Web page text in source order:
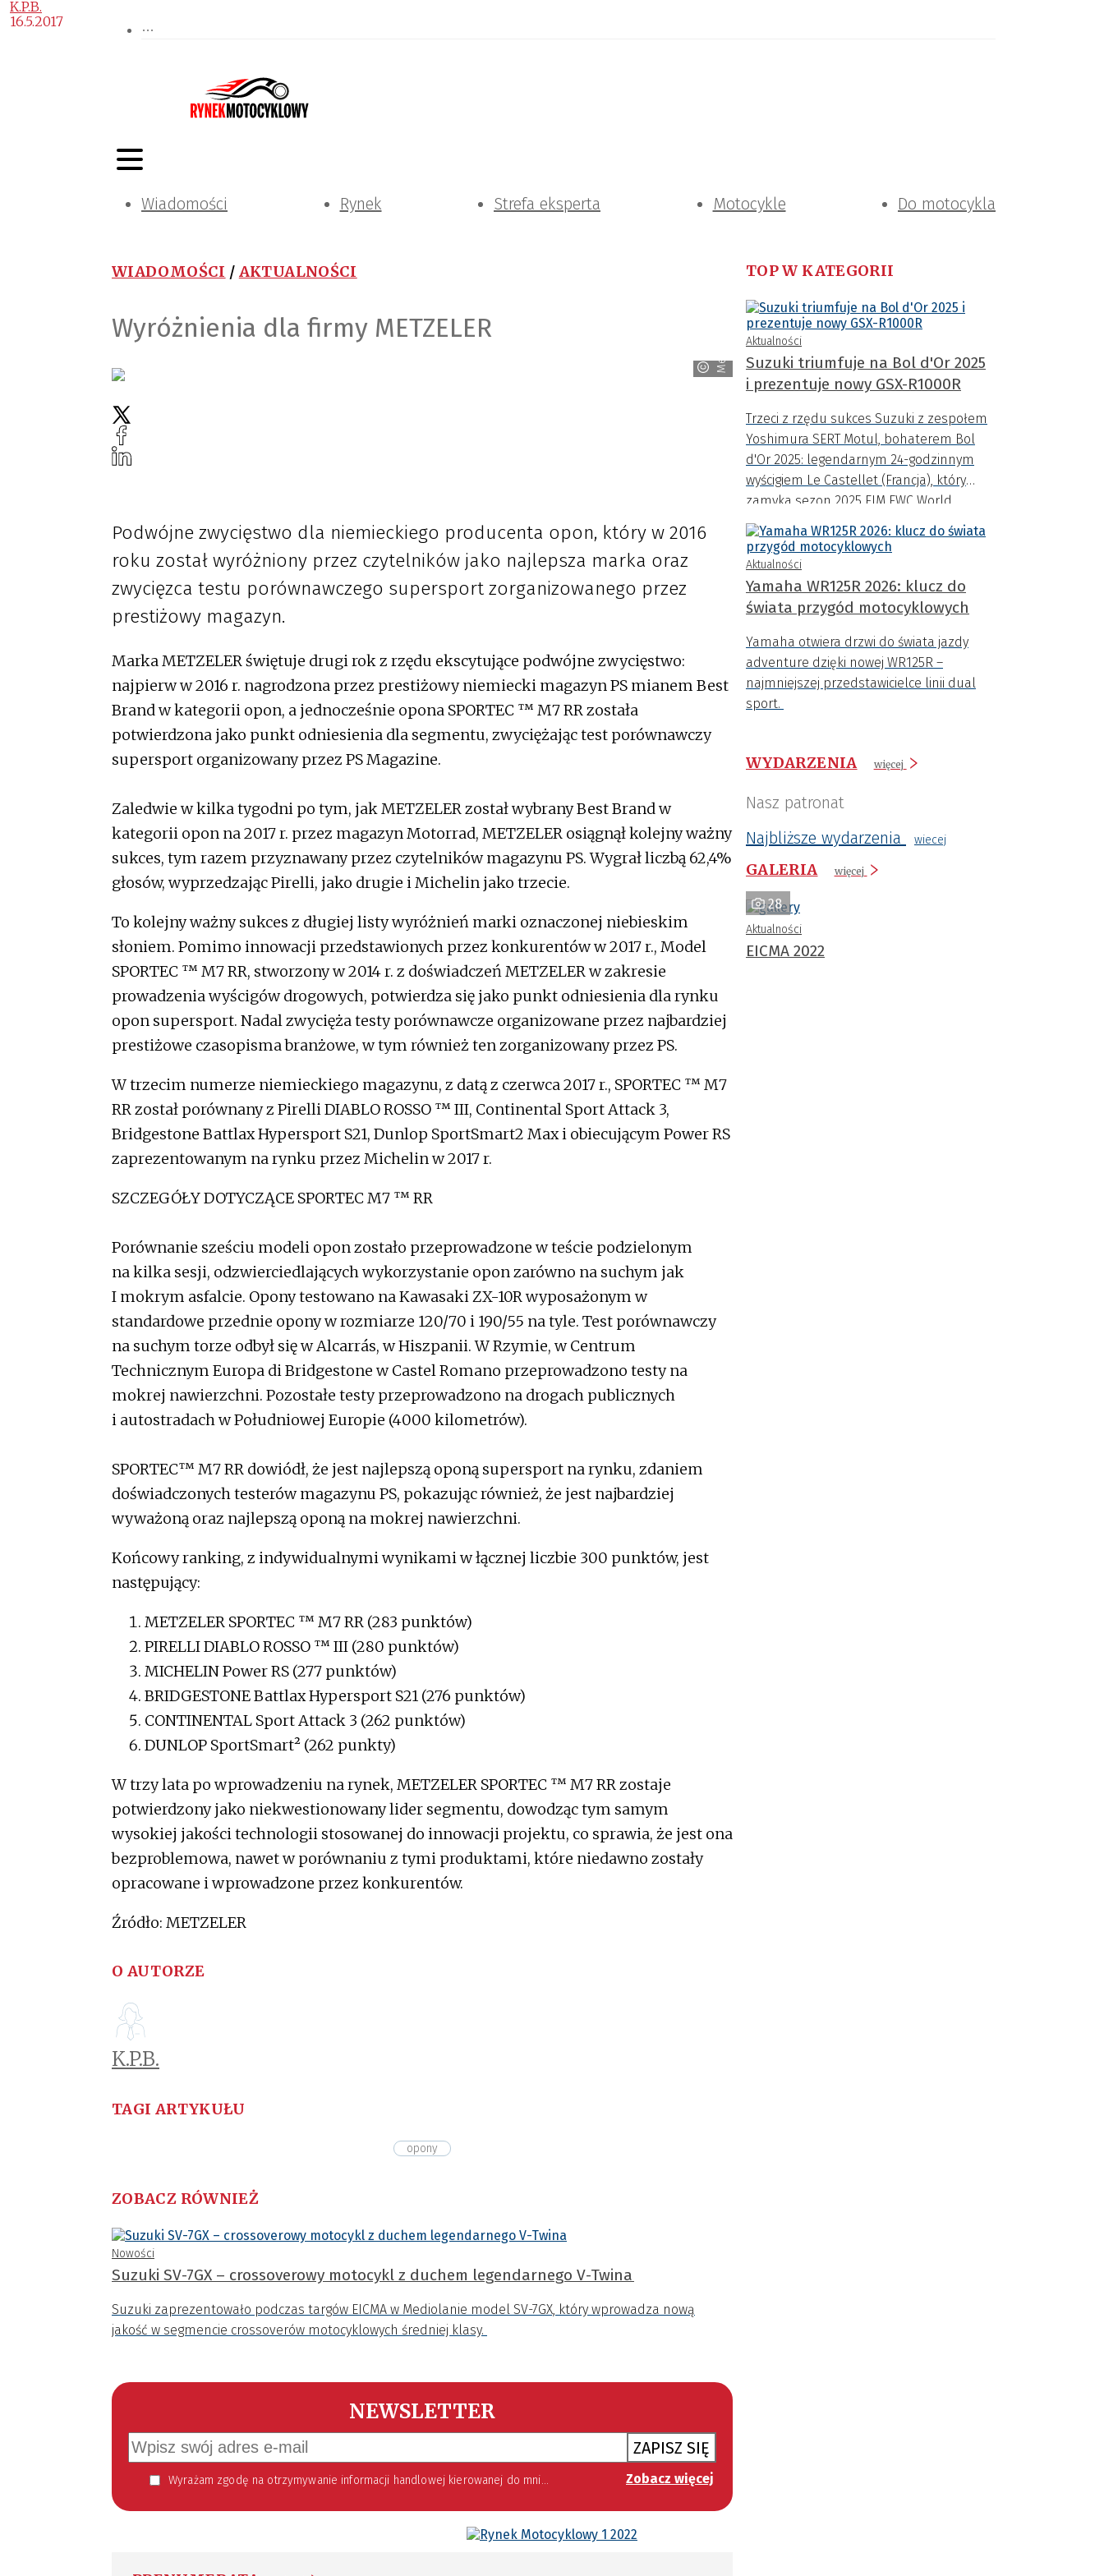
Wiadomości Rynek Strefa eksperta Motocykle Do motocykla
WIADOMOŚCI / AKTUALNOŚCI
Wyróżnienia dla firmy METZELER
Metzeler
K.P.B.
16.5.2017
Podwójne zwycięstwo dla niemieckiego producenta opon, który w 2016
roku został wyróżniony przez czytelników jako najlepsza marka oraz
zwycięzca testu porównawczego supersport zorganizowanego przez
prestiżowy magazyn.
Marka METZELER świętuje drugi rok z rzędu ekscytujące podwójne zwycięstwo:
najpierw w 2016 r. nagrodzona przez prestiżowy niemiecki magazyn PS mianem Best
Brand w kategorii opon, a jednocześnie opona SPORTEC ™ M7 RR została
potwierdzona jako punkt odniesienia dla segmentu, zwyciężając test porównawczy
supersport organizowany przez PS Magazine.
Zaledwie w kilka tygodni po tym, jak METZELER został wybrany Best Brand w
kategorii opon na 2017 r. przez magazyn Motorrad, METZELER osiągnął kolejny ważny
sukces, tym razem przyznawany przez czytelników magazynu PS. Wygrał liczbą 62,4%
głosów, wyprzedzając Pirelli, jako drugie i Michelin jako trzecie.
To kolejny ważny sukces z długiej listy wyróżnień marki oznaczonej niebieskim
słoniem. Pomimo innowacji przedstawionych przez konkurentów w 2017 r., Model
SPORTEC ™ M7 RR, stworzony w 2014 r. z doświadczeń METZELER w zakresie
prowadzenia wyścigów drogowych, potwierdza się jako punkt odniesienia dla rynku
opon supersport. Nadal zwycięża testy porównawcze organizowane przez najbardziej
prestiżowe czasopisma branżowe, w tym również ten zorganizowany przez PS.
W trzecim numerze niemieckiego magazynu, z datą z czerwca 2017 r., SPORTEC ™ M7
RR został porównany z Pirelli DIABLO ROSSO ™ III, Continental Sport Attack 3,
Bridgestone Battlax Hypersport S21, Dunlop SportSmart2 Max i obiecującym Power RS
​​zaprezentowanym na rynku przez Michelin w 2017 r.
SZCZEGÓŁY DOTYCZĄCE SPORTEC M7 ™ RR
Porównanie sześciu modeli opon zostało przeprowadzone w teście podzielonym
na kilka sesji, odzwierciedlających wykorzystanie opon zarówno na suchym jak
I mokrym asfalcie. Opony testowano na Kawasaki ZX-10R wyposażonym w
standardowe przednie opony w rozmiarze 120/70 i 190/55 na tyle. Test porównawczy
na suchym torze odbył się w Alcarrás, w Hiszpanii. W Rzymie, w Centrum
Technicznym Europa di Bridgestone w Castel Romano przeprowadzono testy na
mokrej nawierzchni. Pozostałe testy przeprowadzono na drogach publicznych
i autostradach w Południowej Europie (4000 kilometrów).
SPORTEC™ M7 RR dowiódł, że jest najlepszą oponą supersport na rynku, zdaniem
doświadczonych testerów magazynu PS, pokazując również, że jest najbardziej
wyważoną oraz najlepszą oponą na mokrej nawierzchni.
Końcowy ranking, z indywidualnymi wynikami w łącznej liczbie 300 punktów, jest
następujący:
METZELER SPORTEC ™ M7 RR (283 punktów)
PIRELLI DIABLO ROSSO ™ III (280 punktów)
MICHELIN Power RS (277 punktów)
BRIDGESTONE Battlax Hypersport S21 (276 punktów)
CONTINENTAL Sport Attack 3 (262 punktów)
DUNLOP SportSmart² (262 punkty)
W trzy lata po wprowadzeniu na rynek, METZELER SPORTEC ™ M7 RR zostaje
potwierdzony jako niekwestionowany lider segmentu, dowodząc tym samym
wysokiej jakości technologii stosowanej do innowacji projektu, co sprawia, że jest ona
bezproblemowa, nawet w porównaniu z tymi produktami, które niedawno zostały
opracowane i wprowadzone przez konkurentów.
Źródło: METZELER
O AUTORZE
K.P.B.
TAGI ARTYKUŁU
opony
ZOBACZ RÓWNIEŻ
Nowości
Suzuki SV-7GX – crossoverowy motocykl z duchem legendarnego V-Twina
Suzuki zaprezentowało podczas targów EICMA w Mediolanie model SV-7GX, który wprowadza nową
jakość w segmencie crossoverów motocyklowych średniej klasy.
NEWSLETTER
ZAPISZ SIĘ
Wyrażam zgodę na otrzymywanie informacji handlowej kierowanej do mnie za pomocą środków komunikacji elektronicznej w szczególności poczty elektronicznej zgodnie z przepisem art. 10 ust 2 ustawy z dnia 18 lipca 2002 roku o świadczeniu usług drogą elektroniczną (Dz. U. 144 z 2002 r. poz. 1204). Zgoda jest dobrowolna, jednak jej wyrażenie jest konieczne, aby otrzymywać newsletter. Zobacz więcej
TOP W KATEGORII
Aktualności
Suzuki triumfuje na Bol d'Or 2025
i prezentuje nowy GSX-R1000R
Trzeci z rzędu sukces Suzuki z zespołem
Yoshimura SERT Motul, bohaterem Bol
d'Or 2025: legendarnym 24-godzinnym
wyścigiem Le Castellet (Francja), który
zamyka sezon 2025 FIM EWC World
Endurance Championship.
Aktualności
Yamaha WR125R 2026: klucz do
świata przygód motocyklowych
Yamaha otwiera drzwi do świata jazdy
adventure dzięki nowej WR125R –
najmniejszej przedstawicielce linii dual
sport.
WYDARZENIA więcej
Nasz patronat
Najbliższe wydarzenia
wiecej
GALERIA więcej
28
Aktualności
EICMA 2022